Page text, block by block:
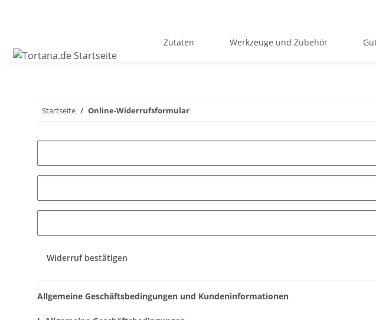
Zutaten Werkzeuge und Zubehör
Startseite Online-Widerrufsformular
Widerruf bestätigen
Allgemeine Geschäftsbedingungen und Kundeninformationen